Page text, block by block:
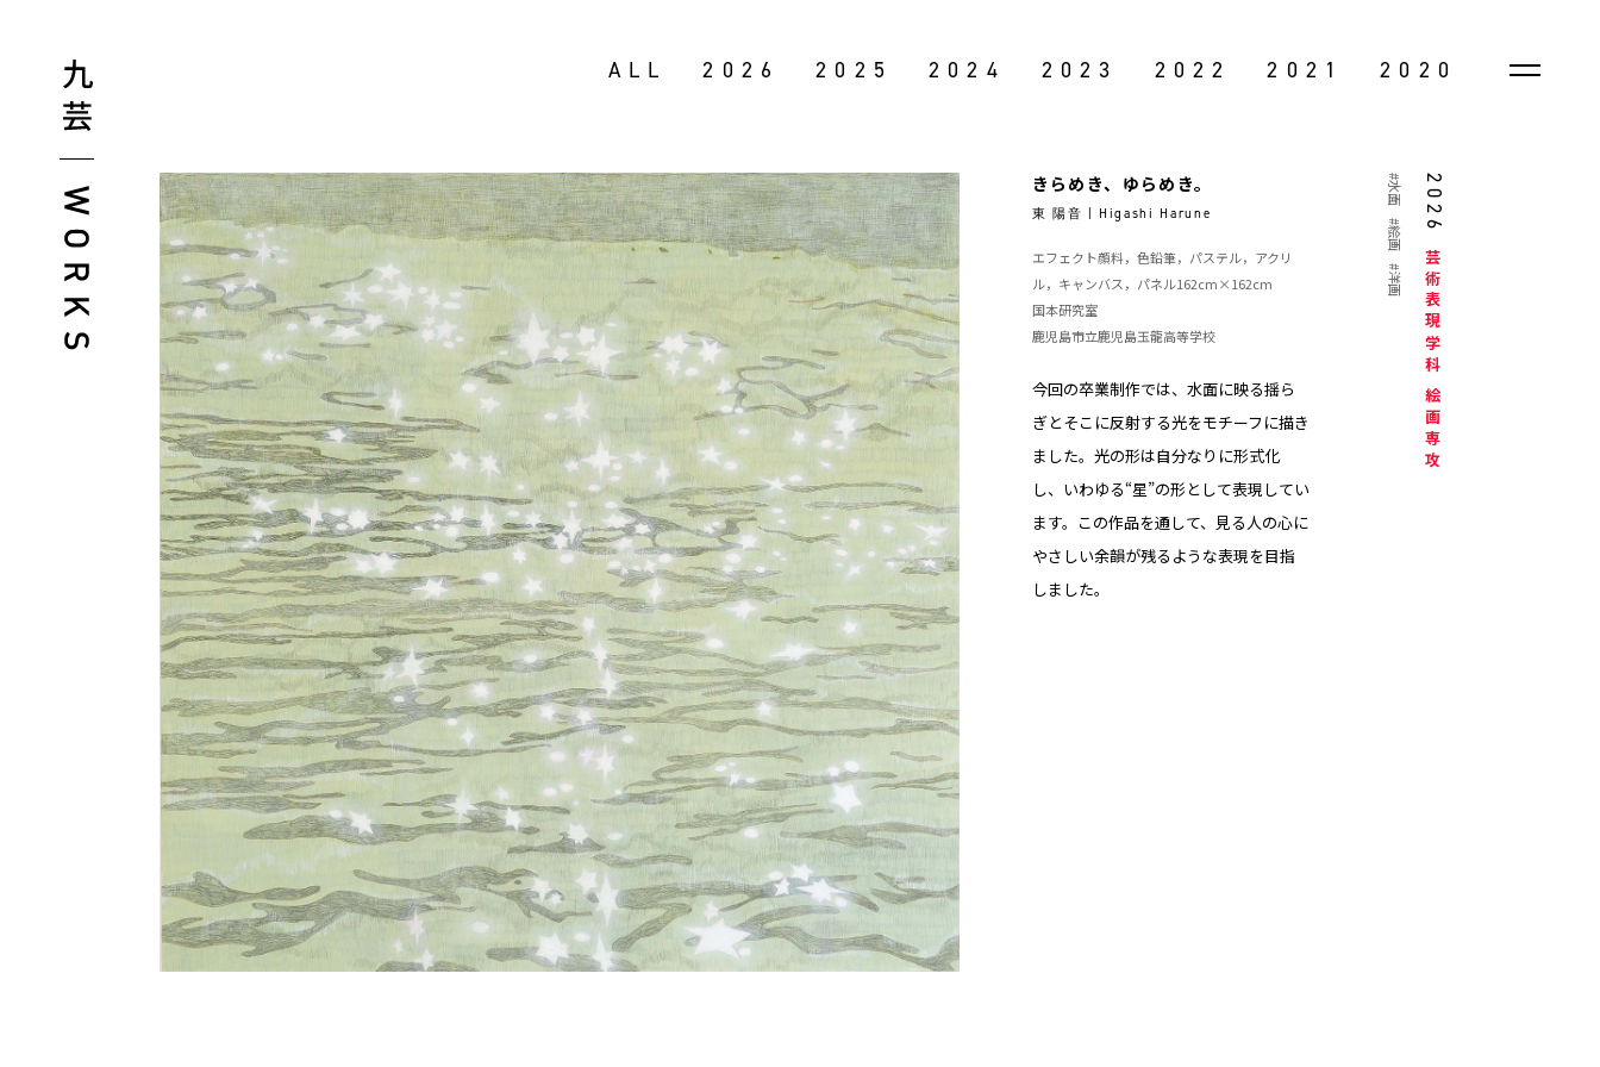
ALL 2026 2025 2024 2023 2022 2021 2020
きらめき、ゆらめき。
東 陽音 | Higashi Harune
エフェクト顔料，色鉛筆，パステル，アクリ
ル，キャンバス，パネル162cm×162cm
国本研究室
鹿児島市立鹿児島玉龍高等学校
今回の卒業制作では、水面に映る揺ら
ぎとそこに反射する光をモチーフに描き
ました。光の形は自分なりに形式化
し、いわゆる“星”の形として表現してい
ます。この作品を通して、見る人の心に
やさしい余韻が残るような表現を目指
しました。
2026
芸術表現学科
絵画専攻
#水面
#絵画
#洋画